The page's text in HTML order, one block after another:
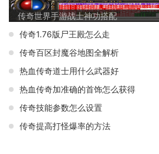
传奇世界手游战士神功搭配
传奇1.76版尸王殿怎么走
传奇百区封魔谷地图全解析
热血传奇道士用什么武器好
热血传奇加准确的首饰怎么获得
传奇技能参数怎么设置
传奇提高打怪爆率的方法